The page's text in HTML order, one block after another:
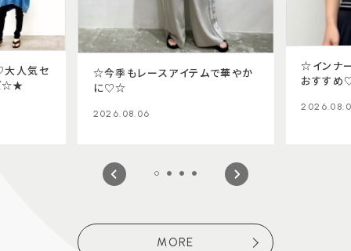
人気セ
☆★
☆今季もレースアイテムで華やか
に♡☆
2026.08.06
☆インナ
おすす
MORE